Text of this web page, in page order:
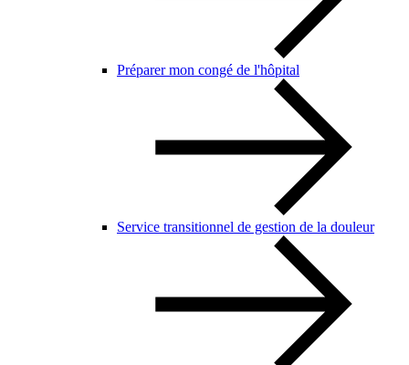
Préparer mon congé de l'hôpital
Service transitionnel de gestion de la douleur